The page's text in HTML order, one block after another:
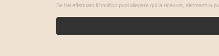
Se hai effettuato il bonifico puoi allegare qui la ricevuta, altrimenti la